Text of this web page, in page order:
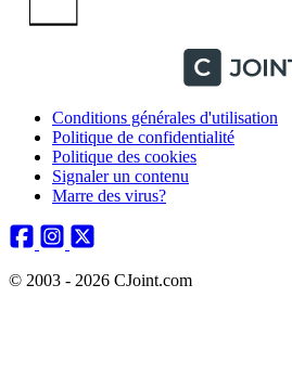
Conditions générales d'utilisation
Politique de confidentialité
Politique des cookies
Signaler un contenu
Marre des virus?
© 2003 - 2026 CJoint.com